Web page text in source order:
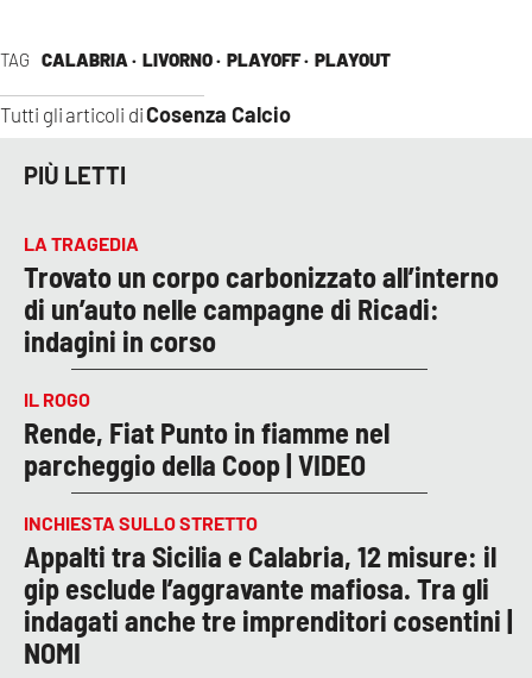
TAG CALABRIA · LIVORNO · PLAYOFF · PLAYOUT
Tutti gli articoli diCosenza Calcio
PIÙ LETTI
LA TRAGEDIA
Trovato un corpo carbonizzato all’interno
di un’auto nelle campagne di Ricadi:
indagini in corso
IL ROGO
Rende, Fiat Punto in fiamme nel
parcheggio della Coop | VIDEO
INCHIESTA SULLO STRETTO
Appalti tra Sicilia e Calabria, 12 misure: il
gip esclude l’aggravante mafiosa. Tra gli
indagati anche tre imprenditori cosentini |
NOMI